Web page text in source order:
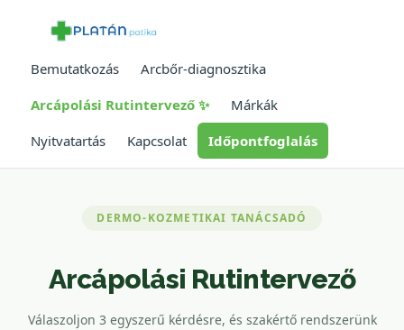
Bemutatkozás
Arcbőr-diagnosztika
Arcápolási Rutintervező ✨
Márkák
Nyitvatartás
Kapcsolat Időpontfoglalás
DERMO-KOZMETIKAI TANÁCSADÓ
Arcápolási Rutintervező
Válaszoljon 3 egyszerű kérdésre, és szakértő rendszerünk